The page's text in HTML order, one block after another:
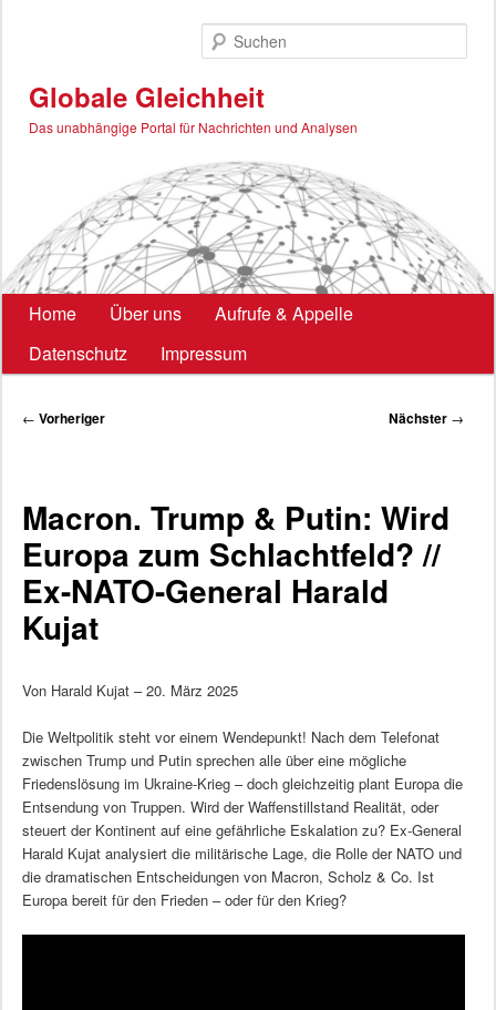
Globale Gleichheit
Das unabhängige Portal für Nachrichten und Analysen
Hauptmenü
Home Über uns
Aufrufe & Appelle
Datenschutz
Impressum
Beitragsnavigation
← Vorheriger Nächster →
Macron. Trump & Putin: Wird
Europa zum Schlachtfeld? //
Ex-NATO-General Harald
Kujat
Von Harald Kujat – 20. März 2025
Die Weltpolitik steht vor einem Wendepunkt! Nach dem Telefonat
zwischen Trump und Putin sprechen alle über eine mögliche
Friedenslösung im Ukraine-Krieg – doch gleichzeitig plant Europa die
Entsendung von Truppen. Wird der Waffenstillstand Realität, oder
steuert der Kontinent auf eine gefährliche Eskalation zu? Ex-General
Harald Kujat analysiert die militärische Lage, die Rolle der NATO und
die dramatischen Entscheidungen von Macron, Scholz & Co. Ist
Europa bereit für den Frieden – oder für den Krieg?